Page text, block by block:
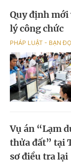
Quy định mới
lý công chức
PHÁP LUẬT - BẠN
Vụ án “Lạm
thửa đất” tại
sơ điều tra lại